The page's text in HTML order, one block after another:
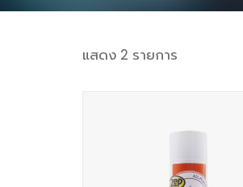
แสดง 2 รายการ